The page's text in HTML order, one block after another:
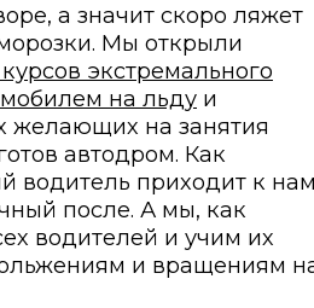
а значит скоро ляжет
Мы открыли
экстремального
на льду и
желающих на занятия
автодром. Как
водитель приходит к
после. А мы, как
водителей и учим их
и вращениям